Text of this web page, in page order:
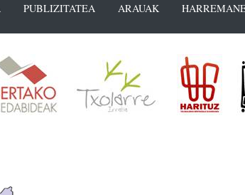
PUBLIZITATEA ARAUAK